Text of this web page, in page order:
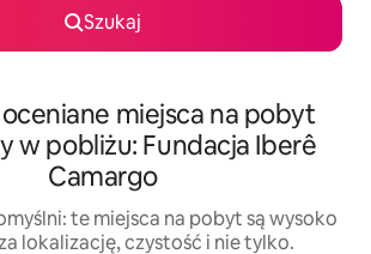
Szukaj
miejsca na pobyt
w pobliżu: Fundacja Iberê
Camargo
te miejsca na pobyt są wysoko
lokalizację, czystość i nie tylko.